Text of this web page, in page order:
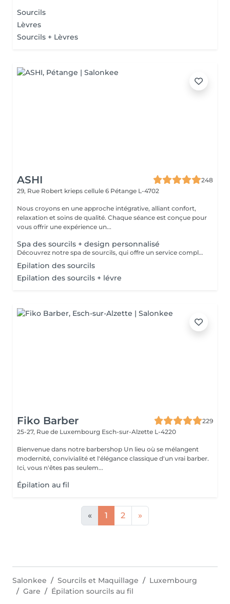
Sourcils
Lèvres
Sourcils + Lèvres
ASHI
248
29, Rue Robert krieps cellule 6 Pétange L-4702
Nous croyons en une approche intégrative, alliant confort,
relaxation et soins de qualité. Chaque séance est conçue pour
vous offrir une expérience un...
Spa des sourcils + design personnalisé
Découvrez notre spa de sourcils, qui offre un service complet pour sublimer vos sourcils. Notre protocole inclut une exfoliation douce pour préparer la peau, une hydratation nourrissante pour un confort optimal, et une épilation précise par threading pour révéler la beauté naturelle de vos sourcils. Offrez à votre regard une attention particulière et laissez-nous vous aider à obtenir des sourcils parfaitement définis et radieux.
Epilation des sourcils
Epilation des sourcils + lévre
Fiko Barber
229
25-27, Rue de Luxembourg Esch-sur-Alzette L-4220
Bienvenue dans notre barbershop Un lieu où se mélangent
modernité, convivialité et l'élégance classique d'un vrai barber.
Ici, vous n'êtes pas seulem...
Épilation au fil
« 1 2 »
Salonkee Sourcils et Maquillage
Luxembourg
Gare
Épilation sourcils au fil